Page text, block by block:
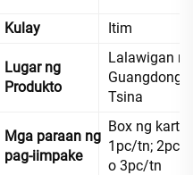
Kulay Itim
Lugar ng
Produkto
Lalawigan ng
Guangdong,
Tsina
Mga paraan ng
pag-iimpake
Box ng
1pc/tn; 2pc/
o 3pc/tn